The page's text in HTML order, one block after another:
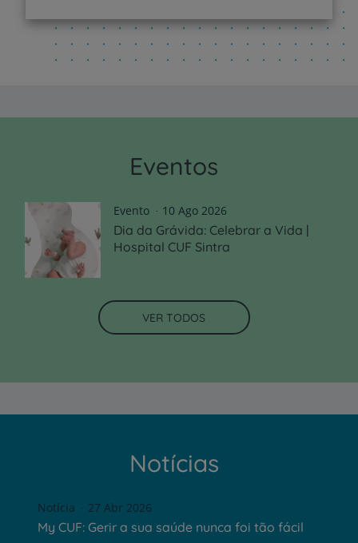
Eventos
Evento 10 Ago 2026
Dia da Grávida: Celebrar a Vida |
Hospital CUF Sintra
VER TODOS
Notícias
Notícia 27 Abr 2026
My CUF: Gerir a sua saúde nunca foi tão fácil